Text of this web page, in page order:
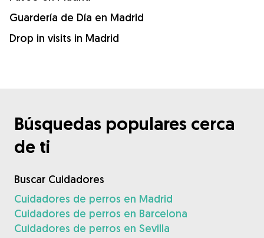
Guardería de Día en Madrid
Drop in visits in Madrid
Búsquedas populares cerca
de ti
Buscar Cuidadores
Cuidadores de perros en Madrid
Cuidadores de perros en Barcelona
Cuidadores de perros en Sevilla